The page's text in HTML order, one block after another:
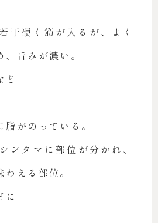
干硬く筋が入るが、よく
旨みが濃い。
ど
がのっている。
ンタマに部位が分かれ、
える部位。
に